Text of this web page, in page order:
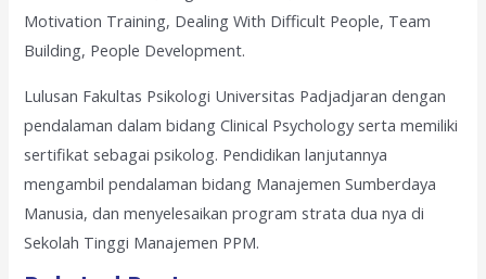
Motivation Training, Dealing With Difficult People, Team
Building, People Development.
Lulusan Fakultas Psikologi Universitas Padjadjaran dengan
pendalaman dalam bidang Clinical Psychology serta memiliki
sertifikat sebagai psikolog. Pendidikan lanjutannya
mengambil pendalaman bidang Manajemen Sumberdaya
Manusia, dan menyelesaikan program strata dua nya di
Sekolah Tinggi Manajemen PPM.